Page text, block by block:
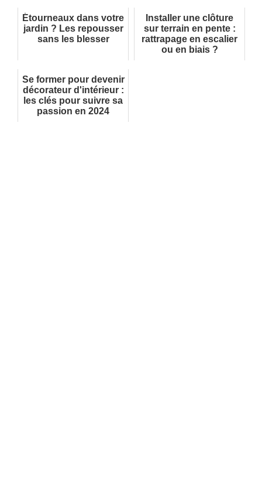
Étourneaux dans votre
jardin ? Les repousser
sans les blesser
Installer une clôture
sur terrain en pente :
rattrapage en escalier
ou en biais ?
Se former pour devenir
décorateur d'intérieur :
les clés pour suivre sa
passion en 2024